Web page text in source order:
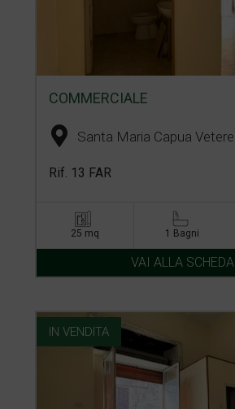
COMMERCIALE
Santa Maria Capua Vetere
Rif. 13 FAR
25 mq 1 Bagni
VAI ALLA SCHEDA
IN VENDITA